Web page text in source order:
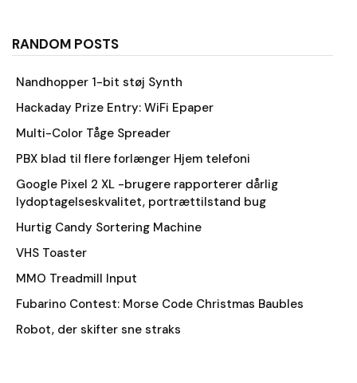
RANDOM POSTS
Nandhopper 1-bit støj Synth
Hackaday Prize Entry: WiFi Epaper
Multi-Color Tåge Spreader
PBX blad til flere forlænger Hjem telefoni
Google Pixel 2 XL -brugere rapporterer dårlig
lydoptagelseskvalitet, portrættilstand bug
Hurtig Candy Sortering Machine
VHS Toaster
MMO Treadmill Input
Fubarino Contest: Morse Code Christmas Baubles
Robot, der skifter sne straks